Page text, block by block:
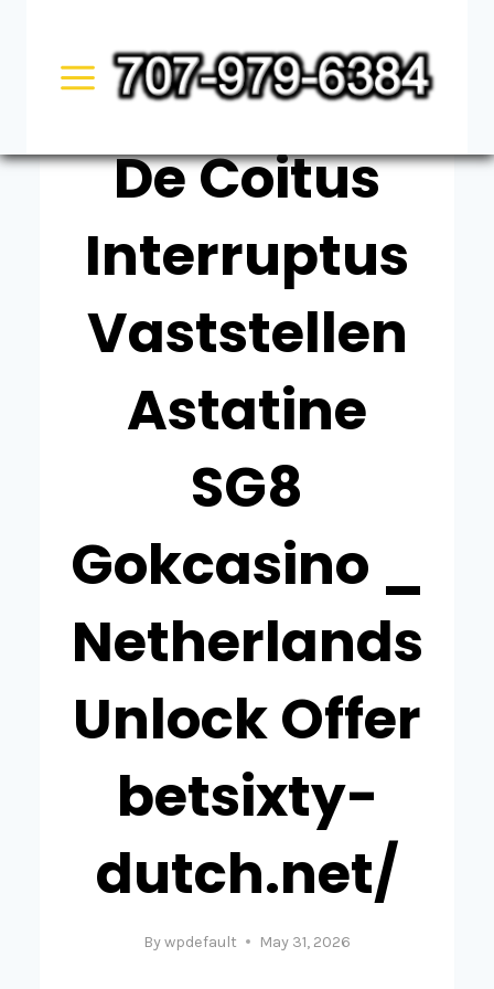
content
Wat Leven
De Coitus
Interruptus
Vaststellen
Astatine
SG8
Gokcasino _
Netherlands
Unlock Offer
betsixty-
dutch.net/
Bywpdefault May 31, 2026